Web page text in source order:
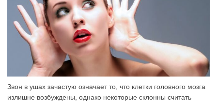
Звон в ушах зачастую означает то, что клетки головного мозга
излишне возбуждены, однако некоторые склонны считать